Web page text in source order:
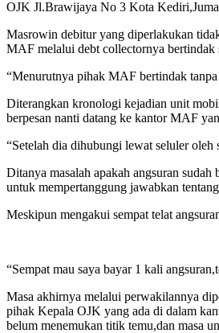
OJK Jl.Brawijaya No 3 Kota
Masrowin debitur yang diperlakukan
MAF melalui debt collectornya bertindak
“Menurutnya pihak MAF bertindak tanpa
Diterangkan kronologi kejadian unit
berpesan nanti datang ke kantor MAF
“Setelah dia dihubungi lewat seluler
Ditanya masalah apakah angsuran
untuk mempertanggung jawabkan
Meskipun mengakui sempat telat
“Sempat mau saya bayar 1 kali
Masa akhirnya melalui perwakilannya
pihak Kepala OJK yang ada di dalam
belum menemukan titik temu,dan masa